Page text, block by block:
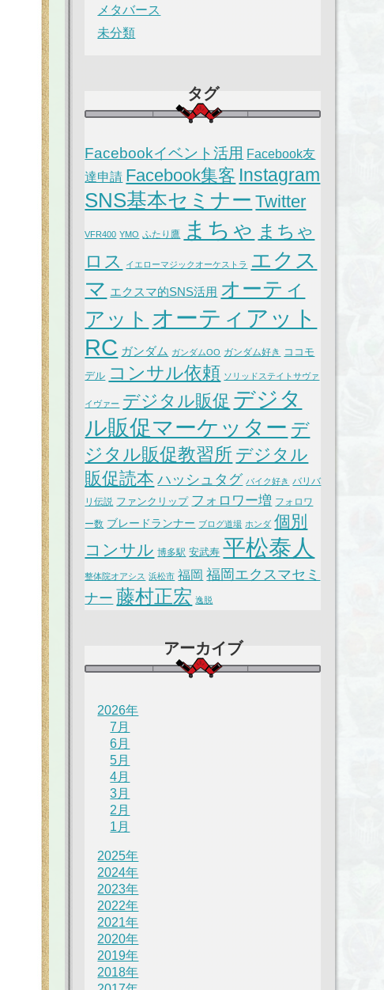
メタバース
未分類
タグ
Facebookイベント活用 Facebook友
達申請 Facebook集客 Instagram
SNS基本セミナー Twitter
VFR400 YMO ふたり鷹 まちゃ まちゃ
ロス
イエローマジックオーケストラ
エクス
マ エクスマ的SNS活用 オーティ
アット オーティアット
RC ガンダム ガンダムOO ガンダム好き ココモ
デル コンサル依頼 ソリッドステイトサヴァ
イヴァー デジタル販促 デジタ
ル販促マーケッター デ
ジタル販促教習所 デジタル
販促読本 ハッシュタグ バイク好き バリバ
リ伝説 ファンクリップ フォロワー増 フォロワ
ー数 ブレードランナー ブログ道場 ホンダ 個別
コンサル 博多駅 安武寿 平松泰人
整体院オアシス 浜松市 福岡 福岡エクスマセミ
ナー 藤村正宏 逸脱
アーカイブ
2026年
7月
6月
5月
4月
3月
2月
1月
2025年
2024年
2023年
2022年
2021年
2020年
2019年
2018年